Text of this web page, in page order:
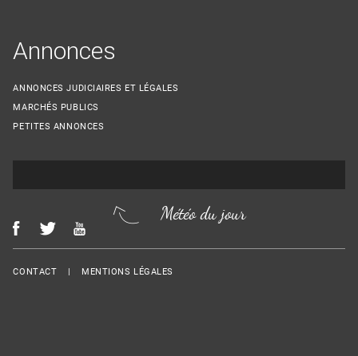
Annonces
ANNONCES JUDICIAIRES ET LÉGALES
MARCHÉS PUBLICS
PETITES ANNONCES
Météo du jour
Menu Footer
CONTACT MENTIONS LÉGALES